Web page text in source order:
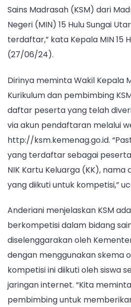
MIN
15
Sains Madrasah (KSM) dari
Negeri (MIN) 15 Hulu Sungai
terdaftar,” kata Kepala MIN 15
(27/06/24).
Dirinya meminta Wakil Kepala
Kurikulum dan pembimbing
daftar peserta yang telah
via akun pendaftaran melalui
http://ksm.kemenag.go.id.
yang terdaftar sebagai peserta
NIK Kartu Keluarga (KK),
yang diikuti untuk kompetisi,”
Anderiani menjelaskan KSM
berkompetisi dalam bidang
diselenggarakan oleh
dengan menggunakan skema
kompetisi ini diikuti oleh siswa
jaringan internet. “Kita
pembimbing untuk